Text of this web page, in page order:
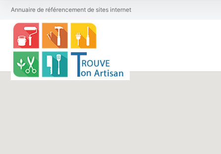
Annuaire de référencement de sites internet